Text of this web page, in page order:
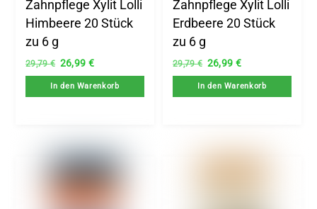
Zahnpflege Xylit Lolli
Himbeere 20 Stück
zu 6 g
29,79€ Ursprünglicher
Preis
war:
26,99 €Aktueller
Preis
ist:
In den Warenkorb
Zahnpflege Xylit Lolli
Erdbeere 20 Stück
zu 6 g
29,79€ Ursprünglicher
Preis
war:
26,99 €Aktueller
Preis
ist:
In den Warenkorb